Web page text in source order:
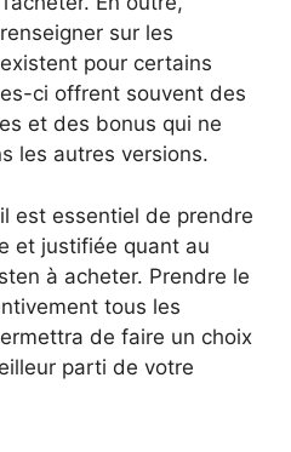
sur les
pour certains
ci offrent souvent des
et des bonus qui ne
les autres versions.
est essentiel de prendre
et justifiée quant au
à acheter. Prendre le
tous les
de faire un choix
parti de votre